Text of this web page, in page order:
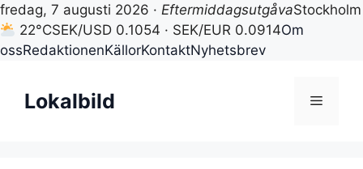
fredag, 7 augusti 2026 · EftermiddagsutgåvaStockholm
22°CSEK/USD 0.1054 · SEK/EUR 0.0914Om
ossRedaktionenKällorKontaktNyhetsbrev
innehållLokalbild Meny